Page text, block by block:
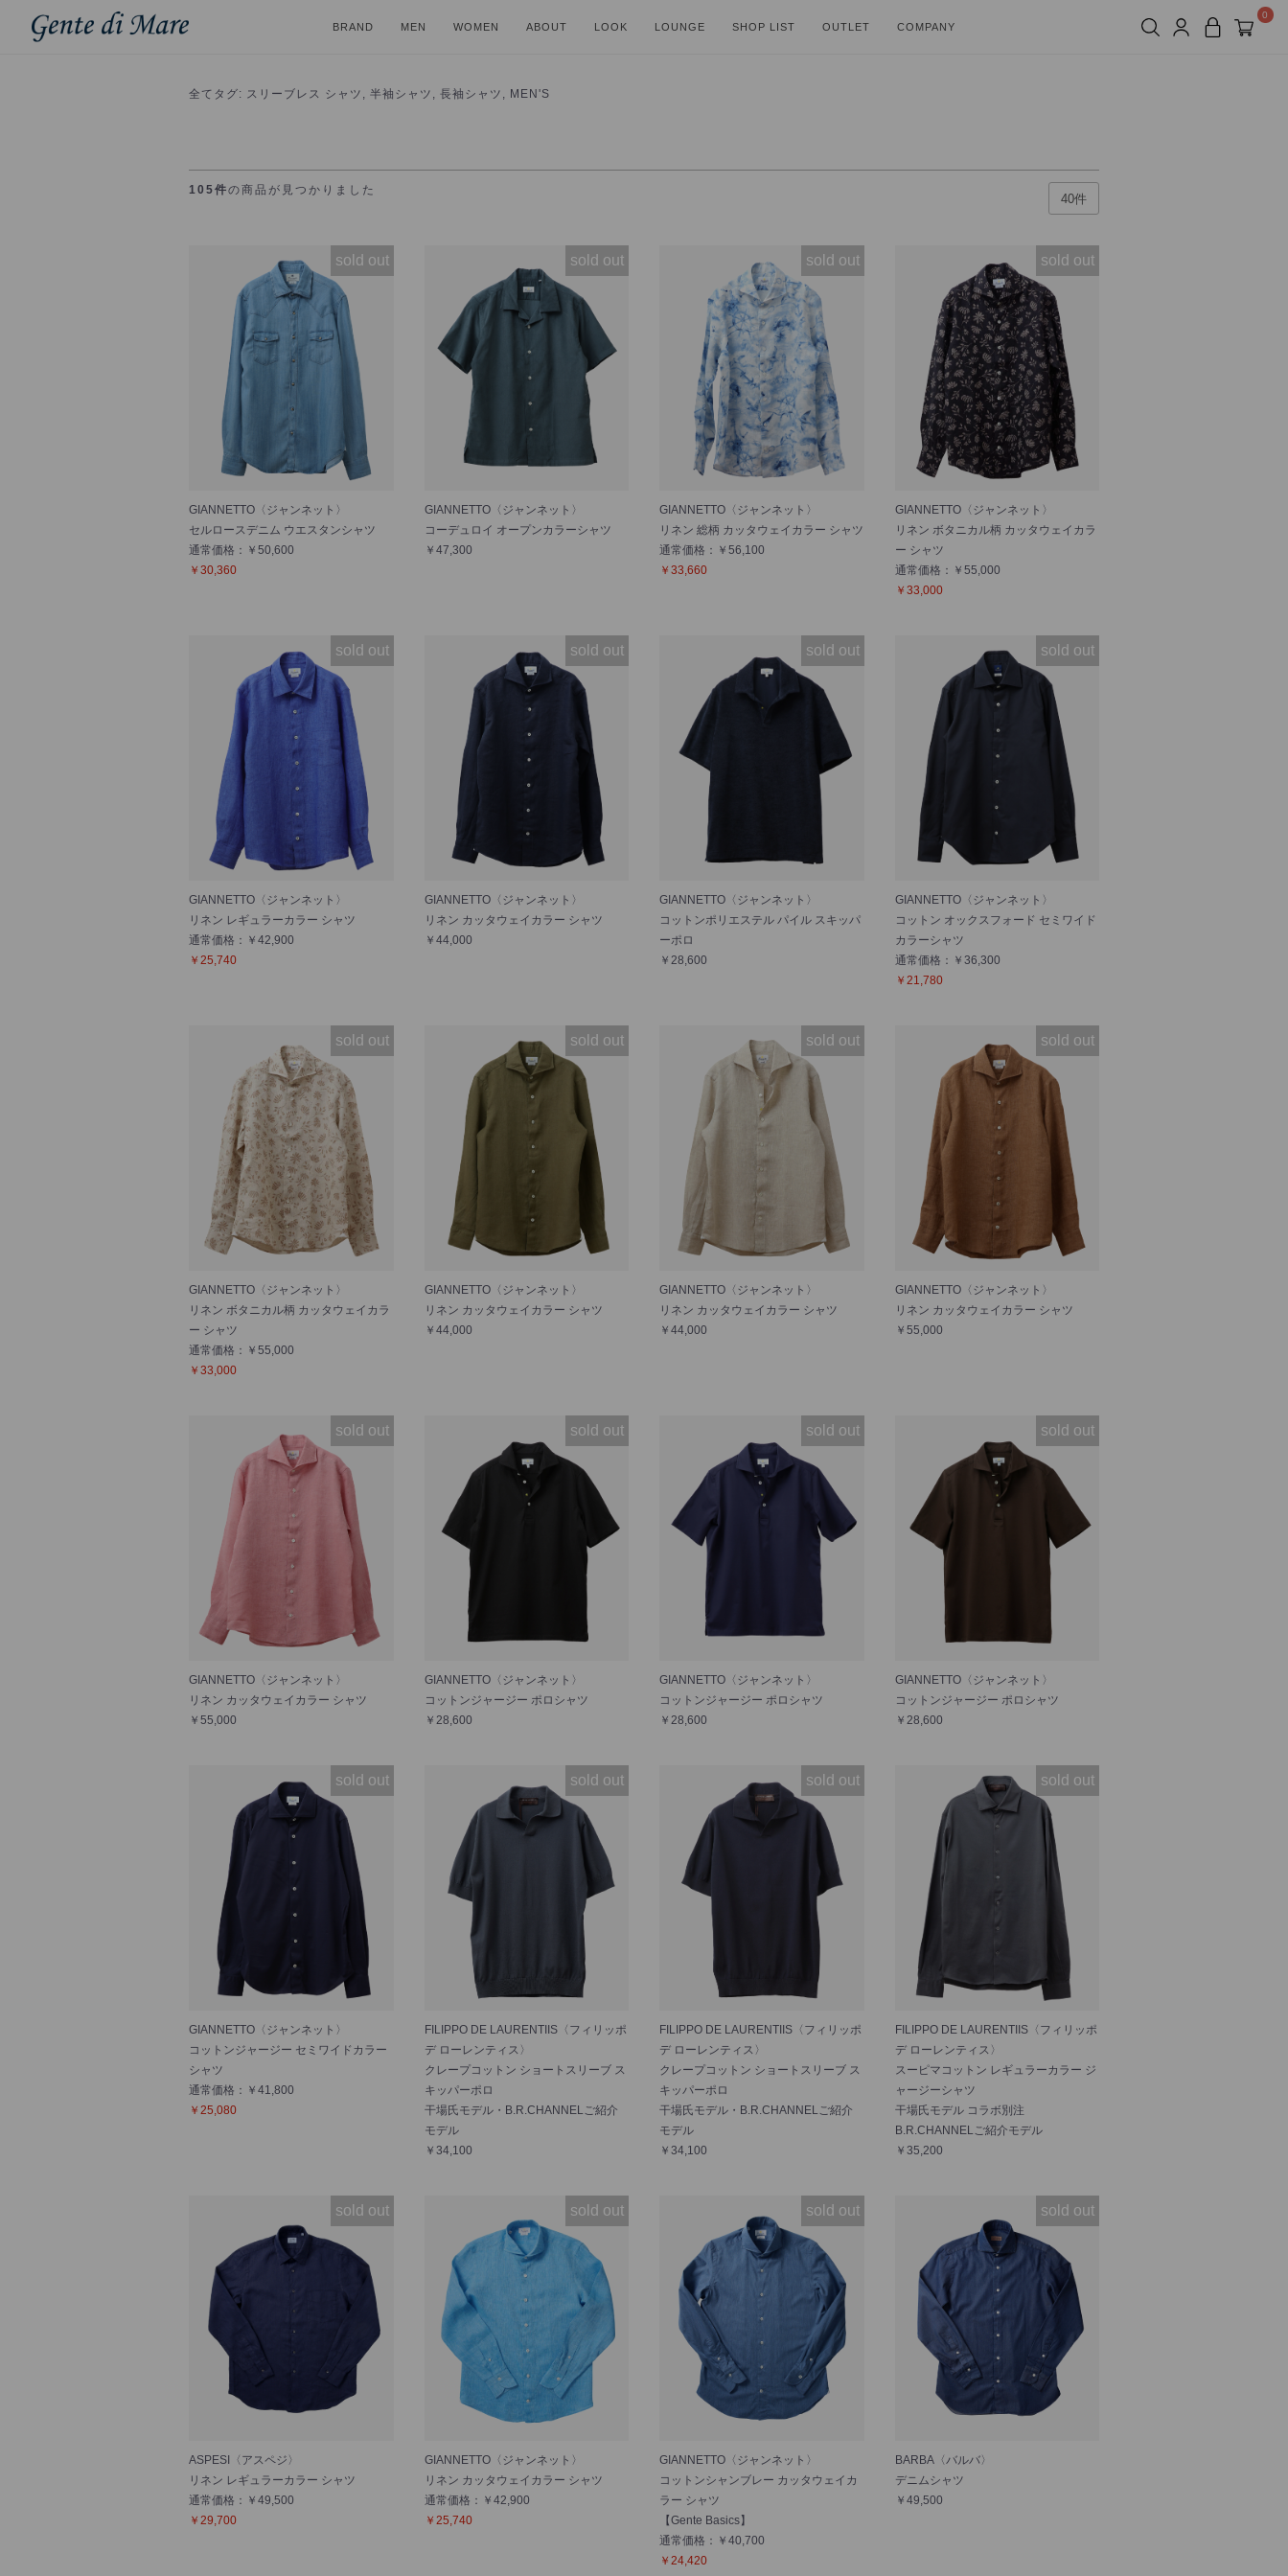
BRAND MEN WOMEN ABOUT LOOK LOUNGE SHOP LIST OUTLET COMPANY
0
全て タグ: スリーブレス シャツ, 半袖シャツ, 長袖シャツ, MEN'S
105件の商品が見つかりました
sold out
GIANNETTO〈ジャンネット〉
セルロースデニム ウエスタンシャツ
通常価格：￥50,600
￥30,360
sold out
GIANNETTO〈ジャンネット〉
コーデュロイ オープンカラーシャツ
￥47,300
sold out
GIANNETTO〈ジャンネット〉
リネン 総柄 カッタウェイカラー シャツ
通常価格：￥56,100
￥33,660
sold out
GIANNETTO〈ジャンネット〉
リネン ボタニカル柄 カッタウェイカラ
ー シャツ
通常価格：￥55,000
￥33,000
sold out
GIANNETTO〈ジャンネット〉
リネン レギュラーカラー シャツ
通常価格：￥42,900
￥25,740
sold out
GIANNETTO〈ジャンネット〉
リネン カッタウェイカラー シャツ
￥44,000
sold out
GIANNETTO〈ジャンネット〉
コットンポリエステル パイル スキッパ
ーポロ
￥28,600
sold out
GIANNETTO〈ジャンネット〉
コットン オックスフォード セミワイド
カラーシャツ
通常価格：￥36,300
￥21,780
sold out
GIANNETTO〈ジャンネット〉
リネン ボタニカル柄 カッタウェイカラ
ー シャツ
通常価格：￥55,000
￥33,000
sold out
GIANNETTO〈ジャンネット〉
リネン カッタウェイカラー シャツ
￥44,000
sold out
GIANNETTO〈ジャンネット〉
リネン カッタウェイカラー シャツ
￥44,000
sold out
GIANNETTO〈ジャンネット〉
リネン カッタウェイカラー シャツ
￥55,000
sold out
GIANNETTO〈ジャンネット〉
リネン カッタウェイカラー シャツ
￥55,000
sold out
GIANNETTO〈ジャンネット〉
コットンジャージー ポロシャツ
￥28,600
sold out
GIANNETTO〈ジャンネット〉
コットンジャージー ポロシャツ
￥28,600
sold out
GIANNETTO〈ジャンネット〉
コットンジャージー ポロシャツ
￥28,600
sold out
GIANNETTO〈ジャンネット〉
コットンジャージー セミワイドカラー
シャツ
通常価格：￥41,800
￥25,080
sold out
FILIPPO DE LAURENTIIS〈フィリッポ
デ ローレンティス〉
クレープコットン ショートスリーブ ス
キッパーポロ
干場氏モデル・B.R.CHANNELご紹介
モデル
￥34,100
sold out
FILIPPO DE LAURENTIIS〈フィリッポ
デ ローレンティス〉
クレープコットン ショートスリーブ ス
キッパーポロ
干場氏モデル・B.R.CHANNELご紹介
モデル
￥34,100
sold out
FILIPPO DE LAURENTIIS〈フィリッポ
デ ローレンティス〉
スーピマコットン レギュラーカラー ジ
ャージーシャツ
干場氏モデル コラボ別注
B.R.CHANNELご紹介モデル
￥35,200
sold out
ASPESI〈アスペジ〉
リネン レギュラーカラー シャツ
通常価格：￥49,500
￥29,700
sold out
GIANNETTO〈ジャンネット〉
リネン カッタウェイカラー シャツ
通常価格：￥42,900
￥25,740
sold out
GIANNETTO〈ジャンネット〉
コットンシャンブレー カッタウェイカ
ラー シャツ
【Gente Basics】
通常価格：￥40,700
￥24,420
sold out
BARBA〈バルバ〉
デニムシャツ
￥49,500